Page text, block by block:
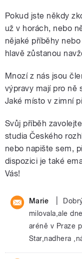
Pokud jste někdy
už v horách, nebo
nějaké příběhy
hlavě zůstanou
Mnozí z nás jsou
výpravy mají pro ně
Jaké místo v zimní
Svůj příběh
studia Českého
nebo napište sem,
dispozici je také
Vás!
Marie
milovala,ale
aréně v Praze
Star,nadhera